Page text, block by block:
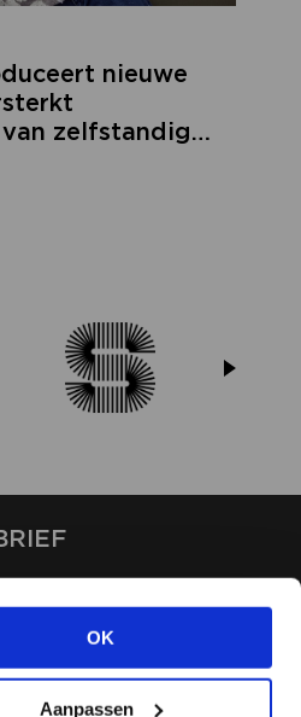
OK
Aanpassen
nieuwe
zelfstandige
via de